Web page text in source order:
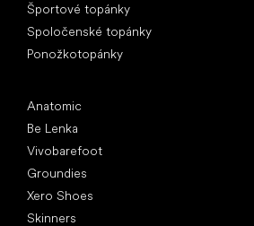
Športové topánky
Spoločenské topánky
Ponožkotopánky
Anatomic
Be Lenka
Vivobarefoot
Groundies
Xero Shoes
Skinners